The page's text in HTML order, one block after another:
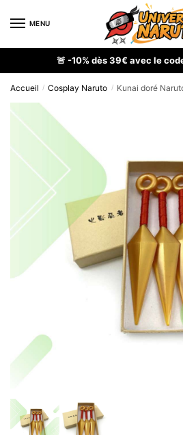
MENU
🚨 -10% dès 39€ avec le
Accueil / Cosplay Naruto / Kunai doré